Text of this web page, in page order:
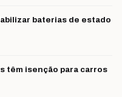
baterias de estado
têm isenção para carros